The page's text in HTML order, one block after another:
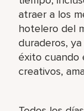
atraer a los
hotelero del
duraderos,
éxito cuando
creativos,